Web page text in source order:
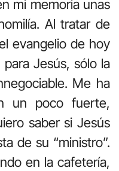
mi memoria unas
Al tratar de
evangelio de hoy
Jesús, sólo la
Me ha
un poco fuerte,
saber si Jesús
de su “ministro”.
en la cafetería,